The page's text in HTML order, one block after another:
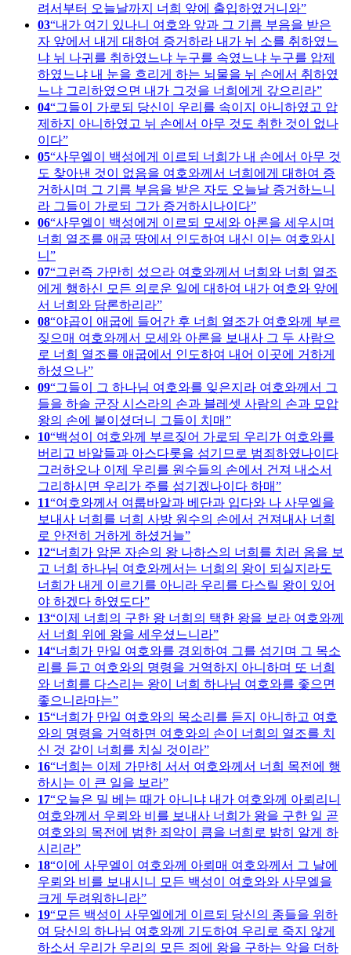
려서부터 오늘날까지 너희 앞에 출입하였거니와
03 내가 여기 있나니 여호와 앞과 그 기름 부음을 받은
자 앞에서 내게 대하여 증거하라 내가 뉘 소를 취하였느
냐 뉘 나귀를 취하였느냐 누구를 속였느냐 누구를 압제
하였느냐 내 눈을 흐리게 하는 뇌물을 뉘 손에서 취하였
느냐 그리하였으면 내가 그것을 너희에게 갚으리라
04 그들이 가로되 당신이 우리를 속이지 아니하였고 압
제하지 아니하였고 뉘 손에서 아무 것도 취한 것이 없나
이다
05 사무엘이 백성에게 이르되 너희가 내 손에서 아무 것
도 찾아낸 것이 없음을 여호와께서 너희에게 대하여 증
거하시며 그 기름 부음을 받은 자도 오늘날 증거하느니
라 그들이 가로되 그가 증거하시나이다
06 사무엘이 백성에게 이르되 모세와 아론을 세우시며
너희 열조를 애굽 땅에서 인도하여 내신 이는 여호와시
니
07 그런즉 가만히 섰으라 여호와께서 너희와 너희 열조
에게 행하신 모든 의로운 일에 대하여 내가 여호와 앞에
서 너희와 담론하리라
08 야곱이 애굽에 들어간 후 너희 열조가 여호와께 부르
짖으매 여호와께서 모세와 아론을 보내사 그 두 사람으
로 너희 열조를 애굽에서 인도하여 내어 이곳에 거하게
하셨으나
09 그들이 그 하나님 여호와를 잊은지라 여호와께서 그
들을 하솔 군장 시스라의 손과 블레셋 사람의 손과 모압
왕의 손에 붙이셨더니 그들이 치매
10 백성이 여호와께 부르짖어 가로되 우리가 여호와를
버리고 바알들과 아스다롯을 섬기므로 범죄하였나이다
그러하오나 이제 우리를 원수들의 손에서 건져 내소서
그리하시면 우리가 주를 섬기겠나이다 하매
11 여호와께서 여룹바알과 베단과 입다와 나 사무엘을
보내사 너희를 너희 사방 원수의 손에서 건져내사 너희
로 안전히 거하게 하셨거늘
12 너희가 암몬 자손의 왕 나하스의 너희를 치러 옴을 보
고 너희 하나님 여호와께서는 너희의 왕이 되실지라도
너희가 내게 이르기를 아니라 우리를 다스릴 왕이 있어
야 하겠다 하였도다
13 이제 너희의 구한 왕 너희의 택한 왕을 보라 여호와께
서 너희 위에 왕을 세우셨느니라
14 너희가 만일 여호와를 경외하여 그를 섬기며 그 목소
리를 듣고 여호와의 명령을 거역하지 아니하며 또 너희
와 너희를 다스리는 왕이 너희 하나님 여호와를 좇으면
좋으니라마는
15 너희가 만일 여호와의 목소리를 듣지 아니하고 여호
와의 명령을 거역하면 여호와의 손이 너희의 열조를 치
신 것 같이 너희를 치실 것이라
16 너희는 이제 가만히 서서 여호와께서 너희 목전에 행
하시는 이 큰 일을 보라
17 오늘은 밀 베는 때가 아니냐 내가 여호와께 아뢰리니
여호와께서 우뢰와 비를 보내사 너희가 왕을 구한 일 곧
여호와의 목전에 범한 죄악이 큼을 너희로 밝히 알게 하
시리라
18 이에 사무엘이 여호와께 아뢰매 여호와께서 그 날에
우뢰와 비를 보내시니 모든 백성이 여호와와 사무엘을
크게 두려워하니라
19 모든 백성이 사무엘에게 이르되 당신의 종들을 위하
여 당신의 하나님 여호와께 기도하여 우리로 죽지 않게
하소서 우리가 우리의 모든 죄에 왕을 구하는 악을 더하